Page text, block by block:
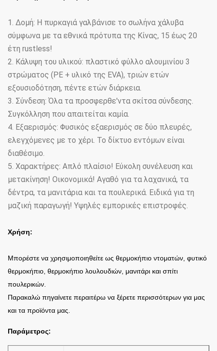
1. Δομή: Η πυρκαγιά γαλβάνισε το σωλήνα χάλυβα
σύμφωνα με τα εθνικά πρότυπα της Κίνας, 15 έως 20
έτη rustless!
2. Κάλυψη του υλικού: πλαστικό φύλλο αλουμινίου 3
στρώματος (PE + υλικό της EVA), τριών ετών
εξουσιοδότηση, πέντε ετών διάρκεια.
3. Σύνδεση: Όλα τα προσφερθε'ντα σκίτσα σύνδεσης.
Συγκόλληση που απαιτείται καμία.
4. Εξαερισμός: Φυσικός εξαερισμός σε δύο πλευρές,
ελεγχόμενες με το χέρι. Το δίκτυο εντόμων είναι
διαθέσιμο.
5. Χαρακτήρες: Απλό πλαίσιο! Εύκολη συνέλευση και
μετακίνηση! Οικονομικά! Αγαθό για τα λαχανικά, τα
δέντρα, τα μανιτάρια και τα πουλερικά. Ειδικά για τη
μαζική παραγωγή! Υψηλές εμπορικές επιστροφές.
Χρήση:
Μπορέστε να χρησιμοποιηθείτε ως θερμοκήπιο ντοματών, φυτικό
θερμοκήπιο, θερμοκήπιο λουλουδιών, μανιτάρι και σπίτι
πουλερικών.
Παρακαλώ πηγαίνετε περαιτέρω να ξέρετε περισσότερων για μας
και τα προϊόντα μας.
Παράμετρος: